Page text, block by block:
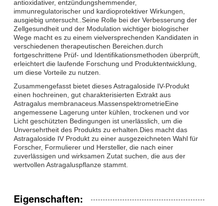
antioxidativer, entzündungshemmender,
immunregulatorischer und kardioprotektiver Wirkungen,
ausgiebig untersucht..Seine Rolle bei der Verbesserung der
Zellgesundheit und der Modulation wichtiger biologischer
Wege macht es zu einem vielversprechenden Kandidaten in
verschiedenen therapeutischen Bereichen.durch
fortgeschrittene Prüf- und Identifikationsmethoden überprüft,
erleichtert die laufende Forschung und Produktentwicklung,
um diese Vorteile zu nutzen.
Zusammengefasst bietet dieses Astragaloside IV-Produkt
einen hochreinen, gut charakterisierten Extrakt aus
Astragalus membranaceus.MassenspektrometrieEine
angemessene Lagerung unter kühlen, trockenen und vor
Licht geschützten Bedingungen ist unerlässlich, um die
Unversehrtheit des Produkts zu erhalten.Dies macht das
Astragaloside IV Produkt zu einer ausgezeichneten Wahl für
Forscher, Formulierer und Hersteller, die nach einer
zuverlässigen und wirksamen Zutat suchen, die aus der
wertvollen Astragaluspflanze stammt.
Eigenschaften: